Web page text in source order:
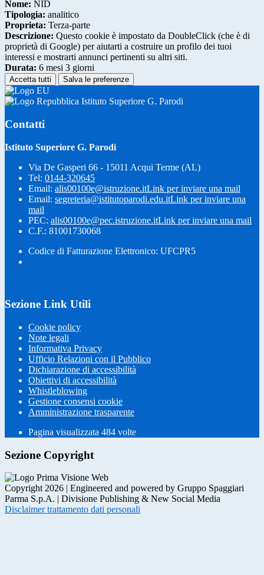
Nome: NID
Tipologia: analitico
Proprieta: Terza-parte
Descrizione: Questo cookie è impostato da DoubleClick (che è di
proprietà di Google) per aiutarti a costruire un profilo dei tuoi
interessi e mostrarti annunci pertinenti su altri siti.
Durata: 6 mesi 3 giorni
Accetta tutti Salva le preferenze
Istituto Superiore G. Parodi
Contatti
Istituto Superiore G. Parodi
Via De Gasperi 66 - 15011 Acqui Terme (AL)
Tel: 0144-320645
Email: alis00100e@istruzione.itLink per inviare una mail
Email: segreteria@istitutoparodi.edu.itLink per inviare una
mail
PEC: alis00100e@pec.istruzione.itLink per inviare una mail
C.F.: 81001730068
Codice di Fatturazione Elettronico: UFCPR5
Sezione Link Utili
Cookie policy
Note legali
Informativa Privacy
Ufficio Relazioni con il Pubblico
Dichiarazione di accessibilità
Obiettivi di accessibilità
Whistleblowing
Gestione consensi cookie
Amministrazione trasparente
Pagina visualizzata 484 volte
Sezione Copyright
Copyright 2026 | Engineered and powered by Gruppo Spaggiari
Parma S.p.A. | Divisione Publishing & New Social Media
Disclaimer trattamento dati personali